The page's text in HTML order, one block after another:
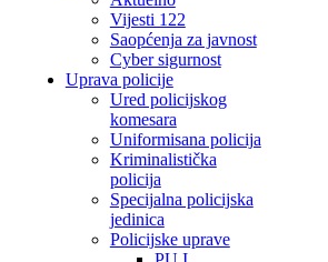
Vijesti 122
Saopćenja za javnost
Cyber sigurnost
Uprava policije
Ured policijskog
komesara
Uniformisana policija
Kriminalistička
policija
Specijalna policijska
jedinica
Policijske uprave